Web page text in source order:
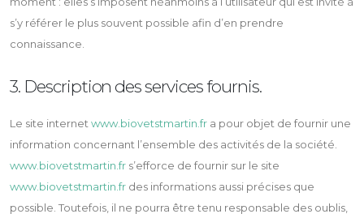
s’y référer le plus souvent possible afin d’en prendre
connaissance.
3. Description des services fournis.
Le site internet www.biovetstmartin.fr a pour objet de fournir une
information concernant l’ensemble des activités de la société.
www.biovetstmartin.fr s’efforce de fournir sur le site
www.biovetstmartin.fr des informations aussi précises que
possible. Toutefois, il ne pourra être tenu responsable des oublis,